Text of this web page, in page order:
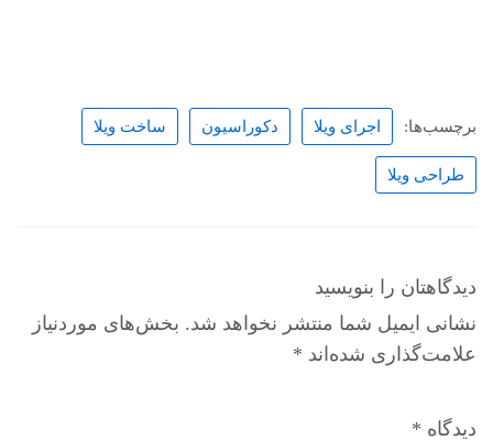
برچسب‌ها: اجرای ویلا دکوراسیون ساخت ویلا
طراحی ویلا
دیدگاهتان را بنویسید
نشانی ایمیل شما منتشر نخواهد شد. بخش‌های موردنیاز
علامت‌گذاری شده‌اند *
دیدگاه *